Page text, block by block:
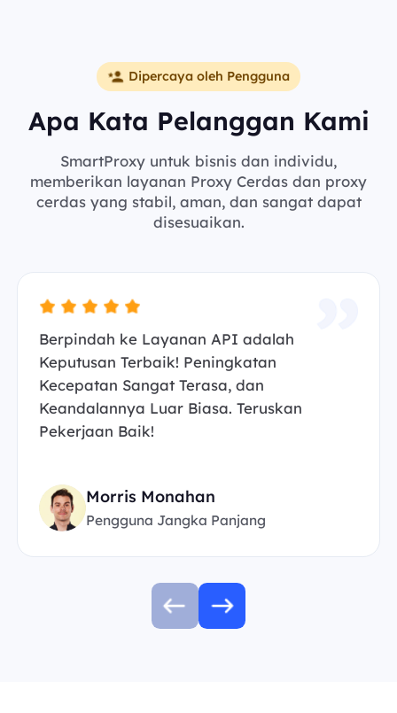
Dipercaya oleh Pengguna
Apa Kata Pelanggan Kami
SmartProxy untuk bisnis dan individu,
memberikan layanan Proxy Cerdas dan proxy
cerdas yang stabil, aman, dan sangat dapat
disesuaikan.
Berpindah ke Layanan API adalah
Keputusan Terbaik! Peningkatan
Kecepatan Sangat Terasa, dan
Keandalannya Luar Biasa. Teruskan
Pekerjaan Baik!
Morris Monahan
Pengguna Jangka Panjang